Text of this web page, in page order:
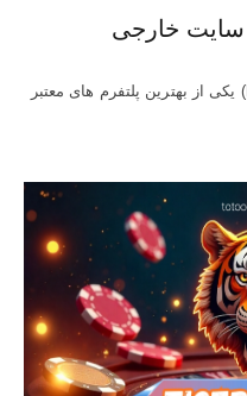
ورود به سایت Ladbrokes سایت خارجی
سایت شرط بندی لدبروکس (Ladbrokes) یکی از بهترین پلتفرم های معتبر